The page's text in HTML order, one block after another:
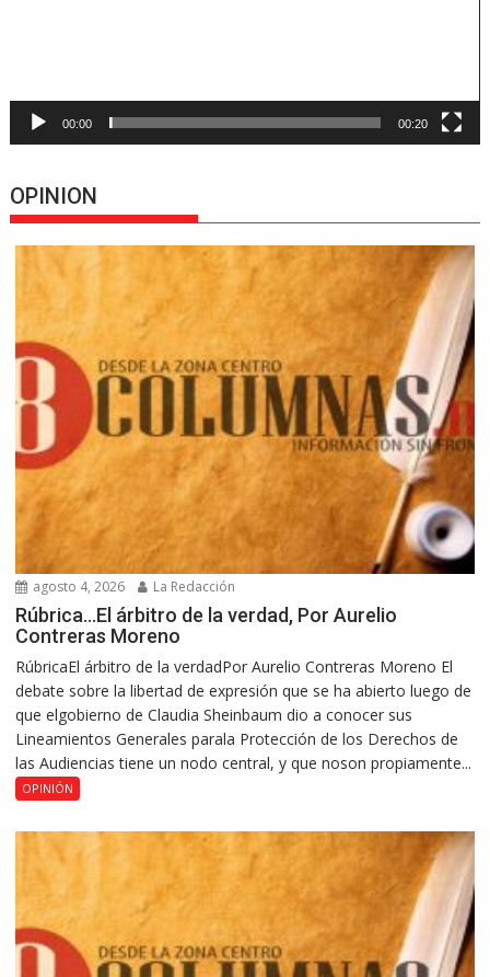
00:00 00:20
OPINION
agosto 4, 2026 La Redacción
Rúbrica…El árbitro de la verdad, Por Aurelio
Contreras Moreno
RúbricaEl árbitro de la verdadPor Aurelio Contreras Moreno El
debate sobre la libertad de expresión que se ha abierto luego de
que elgobierno de Claudia Sheinbaum dio a conocer sus
Lineamientos Generales parala Protección de los Derechos de
las Audiencias tiene un nodo central, y que noson propiamente...
OPINIÓN